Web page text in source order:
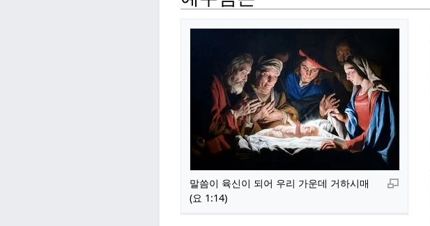
말씀이 육신이 되어 우리 가운데 거하시매
(요 1:14)